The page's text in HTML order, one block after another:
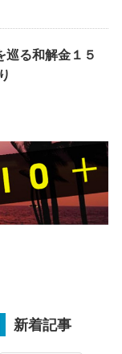
巡る和解金１５
新着記事